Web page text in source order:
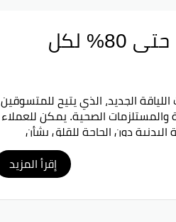
إقرأ المزيد
كود خصم احتياجات اللياقة 2026 يمنحك خصما حتى 80% لكل
إطلاق كود خصم احتياجات اللياقة الجديد، الذي يتيح للمتسوقين
الرياضية والمستلزمات الصحية. يمكن للعملاء
دون الحاجة للقلق بشأن